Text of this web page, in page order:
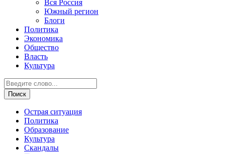
Вся Россия
Южный регион
Блоги
Политика
Экономика
Общество
Власть
Культура
Острая ситуация
Политика
Образование
Культура
Скандалы